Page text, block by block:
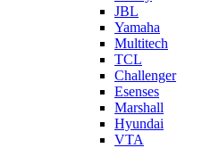
JBL
Yamaha
Multitech
TCL
Challenger
Esenses
Marshall
Hyundai
VTA